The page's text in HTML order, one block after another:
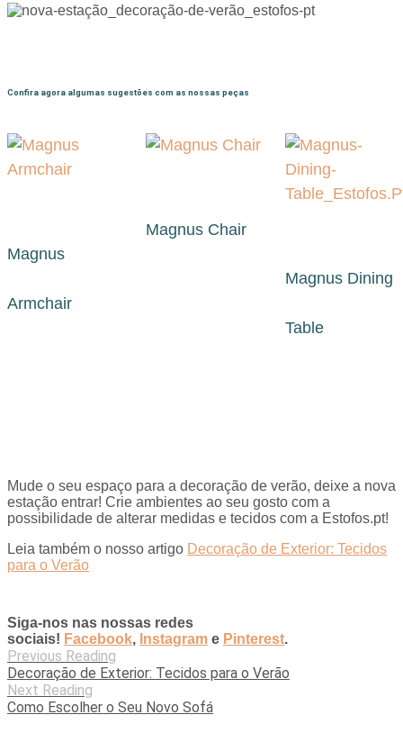
Confira agora algumas sugestões com as nossas peças
Magnus
Armchair
Magnus Chair
Magnus Dining
Table
Mude o seu espaço para a decoração de verão, deixe a nova
estação entrar! Crie ambientes ao seu gosto com a
possibilidade de alterar medidas e tecidos com a Estofos.pt!
Leia também o nosso artigo Decoração de Exterior: Tecidos
para o Verão
Siga-nos nas nossas redes
sociais! Facebook, Instagram e Pinterest.
Previous Reading
Decoração de Exterior: Tecidos para o Verão
Next Reading
Como Escolher o Seu Novo Sofá